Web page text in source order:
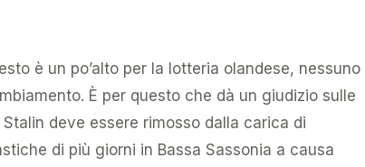
è un po’alto per la lotteria olandese, nessuno
È per questo che dà un giudizio sulle
deve essere rimosso dalla carica di
di più giorni in Bassa Sassonia a causa